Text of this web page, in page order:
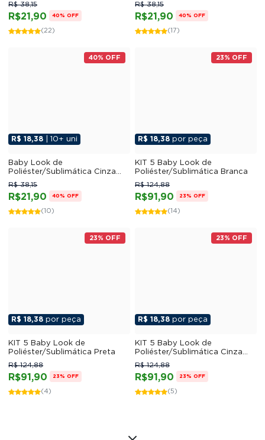
R$21,90
R$ 38,15
40% OFF
(22)
R$21,90
R$ 38,15
40% OFF
(17)
40% OFF
R$ 18,38 | 10+ uni
Baby Look de
Poliéster/Sublimática Cinza
Mescla
R$21,90
R$ 38,15
40% OFF
(10)
23% OFF
R$ 18,38 por peça
KIT 5 Baby Look de
Poliéster/Sublimática Branca
R$91,90
R$ 124,88
23% OFF
(14)
23% OFF
R$ 18,38 por peça
KIT 5 Baby Look de
Poliéster/Sublimática Preta
R$91,90
R$ 124,88
23% OFF
(4)
23% OFF
R$ 18,38 por peça
KIT 5 Baby Look de
Poliéster/Sublimática Cinza
Mescla
R$91,90
R$ 124,88
23% OFF
(5)